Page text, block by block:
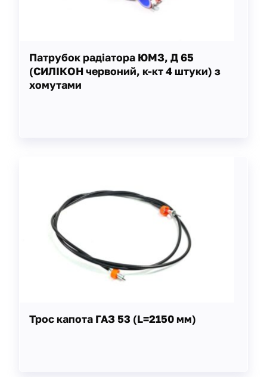
Патрубок радіатора ЮМЗ, Д 65
(СИЛІКОН червоний, к-кт 4 штуки) з
хомутами
Трос капота ГАЗ 53 (L=2150 мм)